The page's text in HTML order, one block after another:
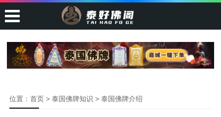
位置： 首页> 泰国佛牌知识 > 泰国佛牌介绍